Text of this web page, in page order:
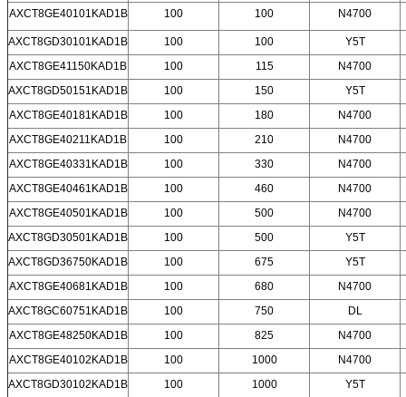
AXCT8GE40101KAD1B
100 100 N4700
AXCT8GD30101KAD1B 100 100
Y5T
AXCT8GE41150KAD1B
100 115
N4700
AXCT8GD50151KAD1B
100 150
Y5T
AXCT8GE40181KAD1B
100 180
N4700
AXCT8GE40211KAD1B
100 210
N4700
AXCT8GE40331KAD1B
100 330
N4700
AXCT8GE40461KAD1B
100 460
N4700
AXCT8GE40501KAD1B
100 500
N4700
AXCT8GD30501KAD1B
100 500
Y5T
AXCT8GD36750KAD1B
100 675
Y5T
AXCT8GE40681KAD1B
100 680
N4700
AXCT8GC60751KAD1B
100 750
DL
AXCT8GE48250KAD1B
100 825
N4700
AXCT8GE40102KAD1B
100 1000
N4700
AXCT8GD30102KAD1B
100 1000
Y5T